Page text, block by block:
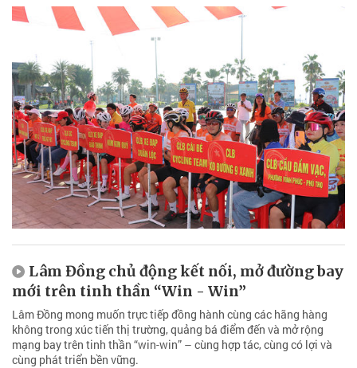
Lâm Đồng chủ động kết nối, mở đường bay
mới trên tinh thần “Win - Win”
Lâm Đồng mong muốn trực tiếp đồng hành cùng các hãng hàng
không trong xúc tiến thị trường, quảng bá điểm đến và mở rộng
mạng bay trên tinh thần “win-win” – cùng hợp tác, cùng có lợi và
cùng phát triển bền vững.